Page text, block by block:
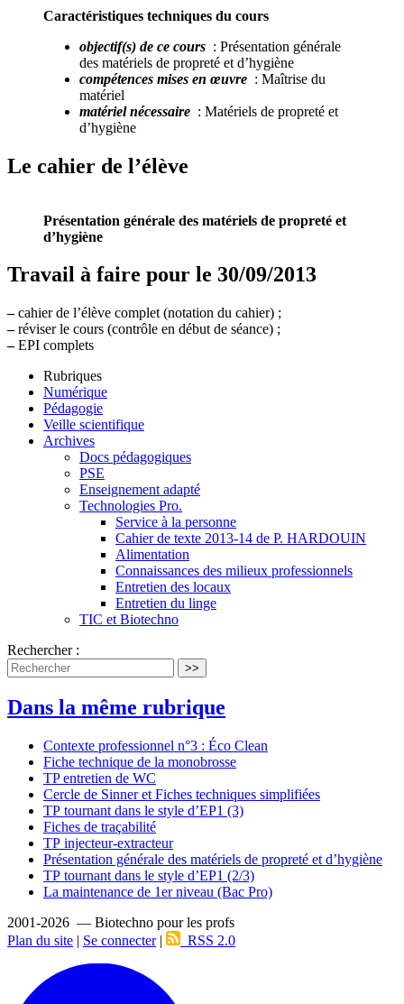
Caractéristiques techniques du cours
objectif(s) de ce cours : Présentation générale
des matériels de propreté et d’hygiène
compétences mises en œuvre : Maîtrise du
matériel
matériel nécessaire : Matériels de propreté et
d’hygiène
Le cahier de l’élève
Présentation générale des matériels de propreté et
d’hygiène
Travail à faire pour le 30/09/2013
–cahier de l’élève complet (notation du cahier) ;
–réviser le cours (contrôle en début de séance) ;
–EPI complets
Rubriques
Numérique
Pédagogie
Veille scientifique
Archives
Docs pédagogiques
PSE
Enseignement adapté
Technologies Pro.
Service à la personne
Cahier de texte 2013-14 de P. HARDOUIN
Alimentation
Connaissances des milieux professionnels
Entretien des locaux
Entretien du linge
TIC et Biotechno
Rechercher :
>>
Dans la même rubrique
Contexte professionnel n°3 : Éco Clean
Fiche technique de la monobrosse
TP entretien de WC
Cercle de Sinner et Fiches techniques simplifiées
TP tournant dans le style d’EP1 (3)
Fiches de traçabilité
TP injecteur-extracteur
Présentation générale des matériels de propreté et d’hygiène
TP tournant dans le style d’EP1 (2/3)
La maintenance de 1er niveau (Bac Pro)
2001-2026 — Biotechno pour les profs
Plan du site | Se connecter| RSS 2.0